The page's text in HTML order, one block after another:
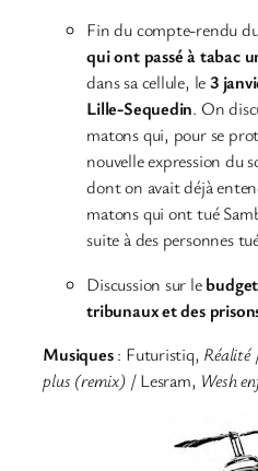
Fin du compte-rendu
qui ont passé à tabac
dans sa cellule, le3
Lille-Sequedin. On
matons qui, pour se
nouvelle expression du
dont on avait déjà
matons qui ont tué
suite à des personnes
Discussion sur le
tribunaux et des
Musiques: Futuristiq, Réalité
plus (remix)/ Lesram, Wesh